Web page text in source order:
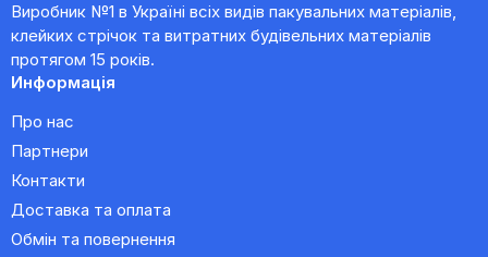
Виробник №1 в Україні всіх видів пакувальних матеріалів,
клейких стрічок та витратних будівельних матеріалів
протягом 15 років.
Информація
Про нас
Партнери
Контакти
Доставка та оплата
Обмін та повернення